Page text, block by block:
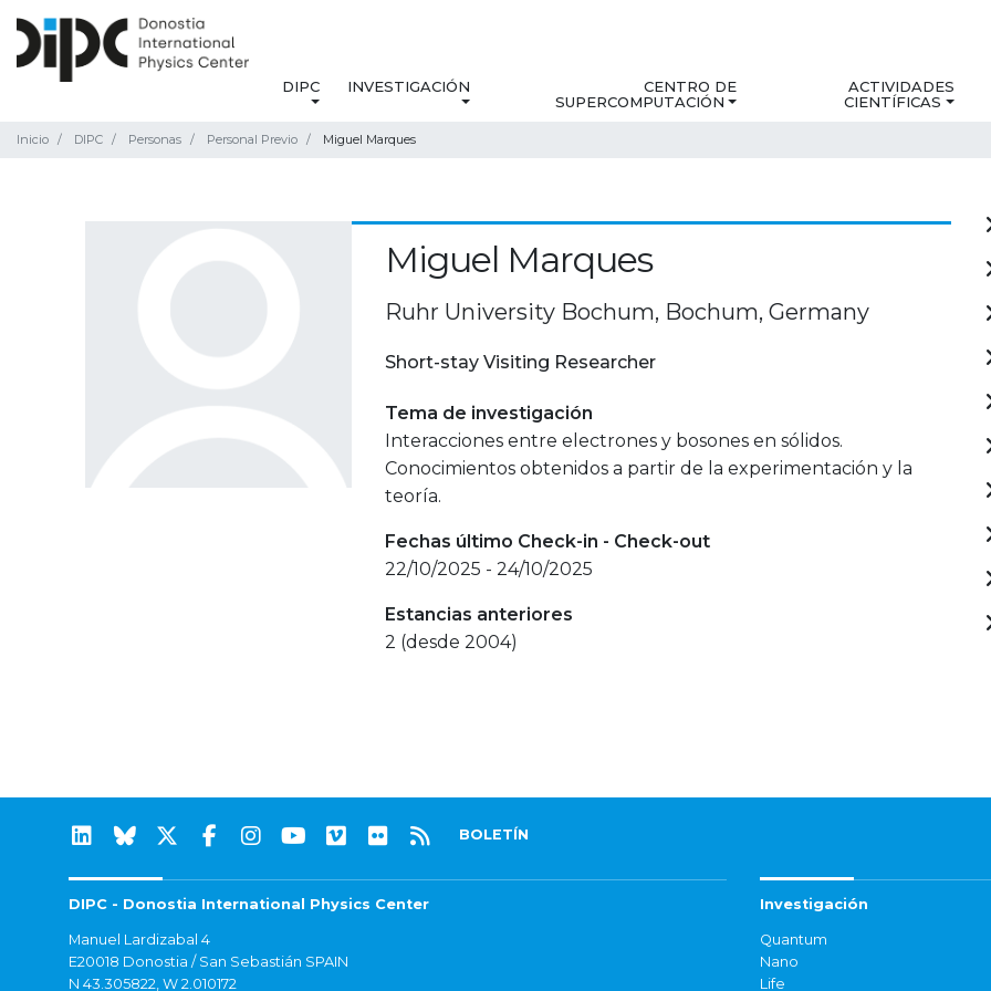
DIPC INVESTIGACIÓN
CENTRO DE
SUPERCOMPUTACIÓN
ACTIVIDADES
CIENTÍFICAS
Inicio DIPC Personas Personal Previo Miguel Marques
Miguel Marques
Ruhr University Bochum, Bochum, Germany
Short-stay Visiting Researcher
Tema de investigación
Interacciones entre electrones y bosones en sólidos.
Conocimientos obtenidos a partir de la experimentación y la
teoría.
Fechas último Check-in - Check-out
22/10/2025 - 24/10/2025
Estancias anteriores
2 (desde 2004)
BOLETÍN
DIPC - Donostia International Physics Center
Manuel Lardizabal 4
E20018 Donostia / San Sebastián SPAIN
N 43.305822, W 2.010172
Investigación
Quantum
Nano
Life